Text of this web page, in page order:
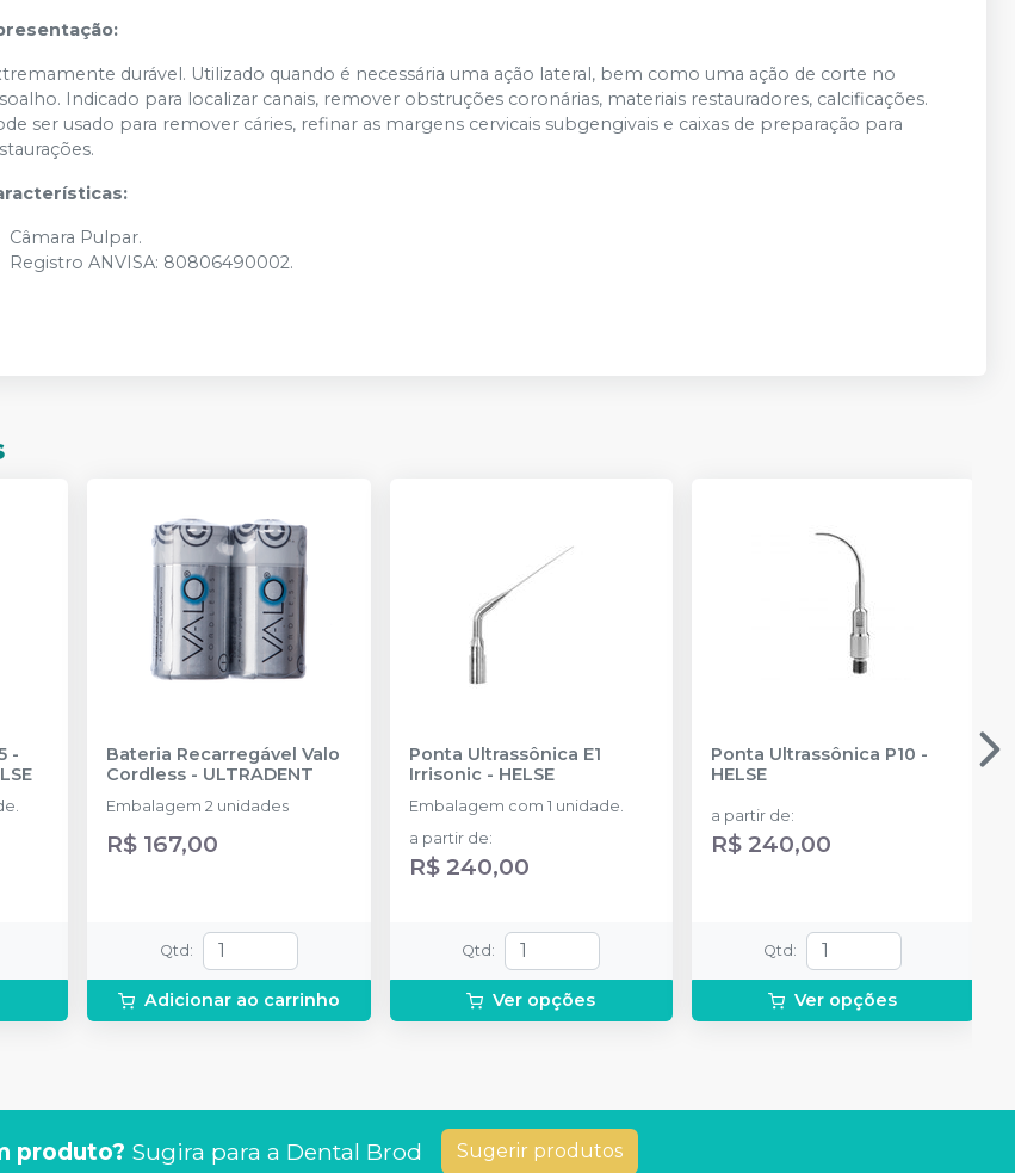
durável. Utilizado quando é necessária uma ação lateral, bem como uma ação de corte no
Indicado para localizar canais, remover obstruções coronárias, materiais restauradores, calcificações.
ser usado para remover cáries, refinar as margens cervicais subgengivais e caixas de preparação para
Câmara Pulpar.
Registro ANVISA: 80806490002.
-
Bateria Recarregável Valo
Cordless - ULTRADENT
Embalagem 2 unidades
R$ 167,00
Qtd :
Adicionar ao carrinho
Ponta Ultrassônica E1
Irrisonic- HELSE
Embalagem com 1 unidade.
a partir de:
R$ 240,00
Qtd :
Ver opções
Ponta Ultrassônica P10 -
HELSE
a partir de:
R$ 240,00
Qtd :
Ver opções
produto? Sugira para a Dental Brod Sugerir produtos